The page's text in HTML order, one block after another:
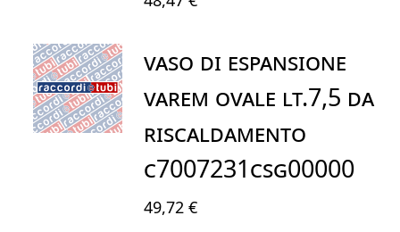
VASO DI ESPANSIONE
VAREM OVALE LT.7,5 DA
RISCALDAMENTO
C7007231CSG00000
49,72 €